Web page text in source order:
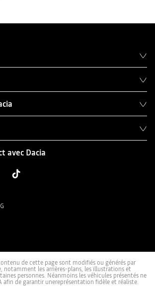
avec Dacia
de cette page sont modifiés ou générés par
notamment les arrières-plans, les illustrations et
personnes. Néanmoins les véhicules présentés ne
afin de garantir unereprésentation fidèle et réaliste.